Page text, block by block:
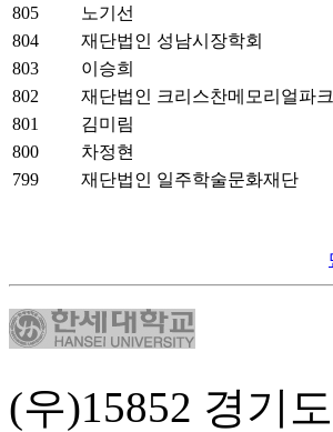
805
노기선
804
재단법인 성남시장학회
803
이승희
802
재단법인 크리스찬메모리얼파크
801
김미림
800
차정현
799
재단법인 일주학술문화재단
(우)15852 경기